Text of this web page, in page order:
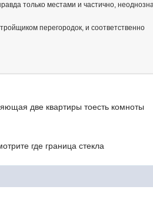
только местами и частично,
перегородок, и соответственно
две квартиры тоесть комноты
где граница стекла